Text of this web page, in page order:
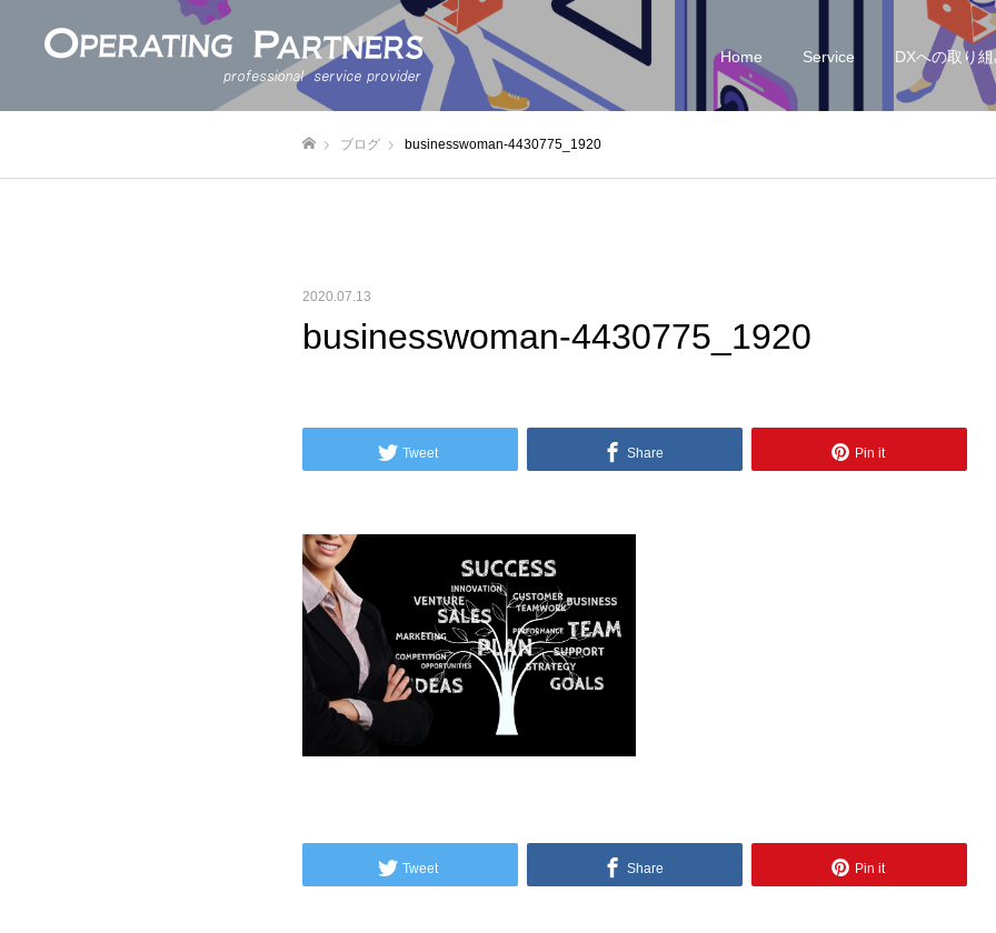
Home Service DXへの取り
ブログ businesswoman-4430775_1920
2020.07.13
businesswoman-4430775_1920
Tweet Share Pin it
Tweet Share Pin it